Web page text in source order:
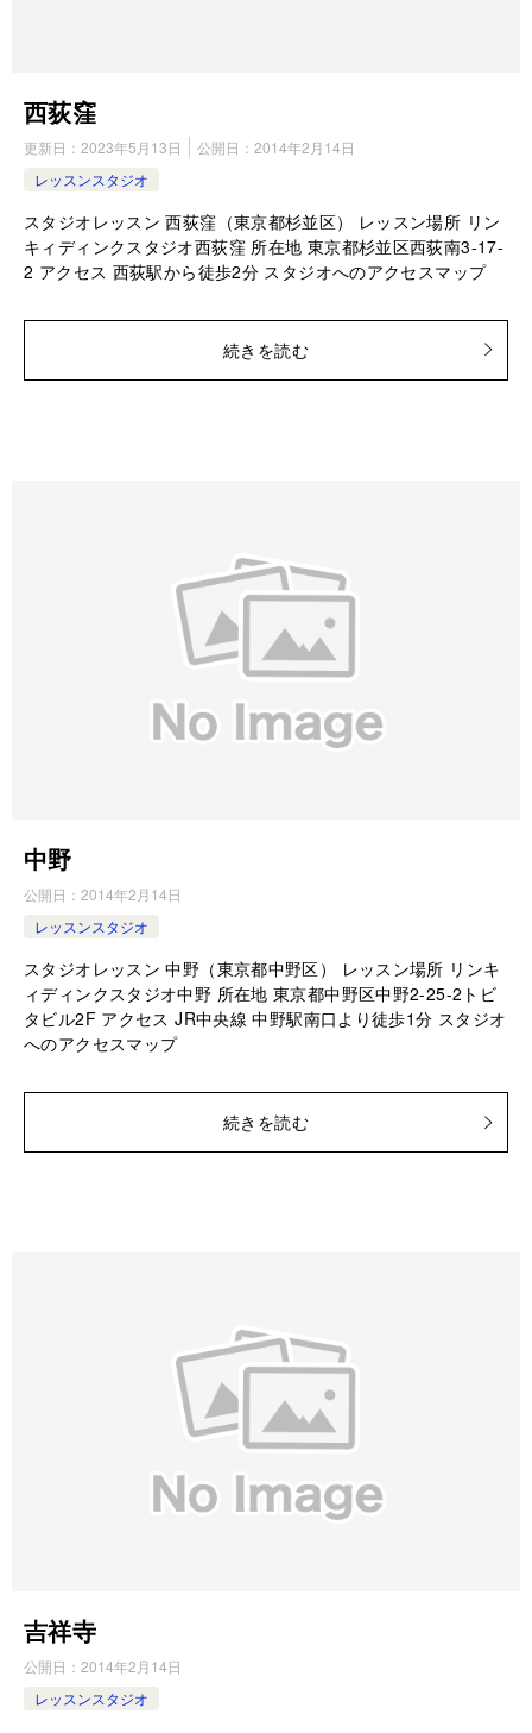
西荻窪
更新日： 2023年5月13日 公開日： 2014年2月14日
レッスンスタジオ
スタジオレッスン 西荻窪（東京都杉並区） レッスン場所 リン
キィディンクスタジオ西荻窪 所在地 東京都杉並区西荻南3-17-
2 アクセス 西荻駅から徒歩2分 スタジオへのアクセスマップ
続きを読む
中野
公開日： 2014年2月14日
レッスンスタジオ
スタジオレッスン 中野（東京都中野区） レッスン場所 リンキ
ィディンクスタジオ中野 所在地 東京都中野区中野2-25-2トビ
タビル2F アクセス JR中央線 中野駅南口より徒歩1分 スタジオ
へのアクセスマップ
続きを読む
吉祥寺
公開日： 2014年2月14日
レッスンスタジオ